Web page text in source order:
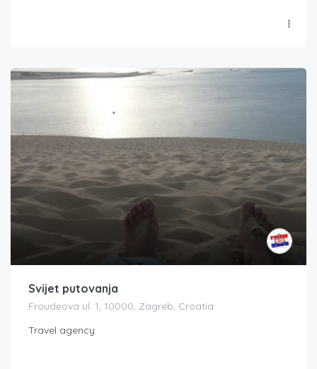
Svijet putovanja
Froudeova ul. 1, 10000, Zagreb, Croatia
Travel agency